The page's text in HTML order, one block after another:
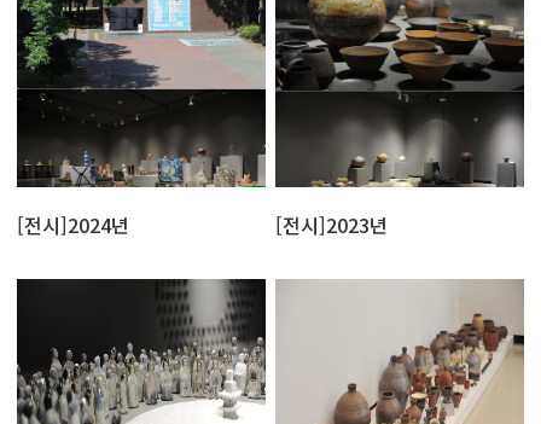
[전시]2024년 [전시]2023년